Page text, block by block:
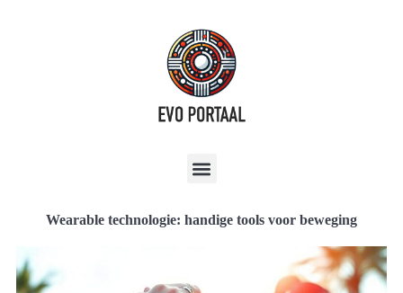
Wearable technologie: handige tools voor beweging